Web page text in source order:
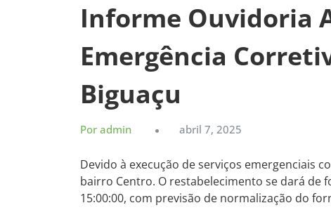
Informe Ouvidoria
Emergência
Biguaçu
Por admin abril 7, 2025
Devido à execução de serviços emergenciais
bairro Centro. O restabelecimento se dará de
15:00:00, com previsão de normalização do